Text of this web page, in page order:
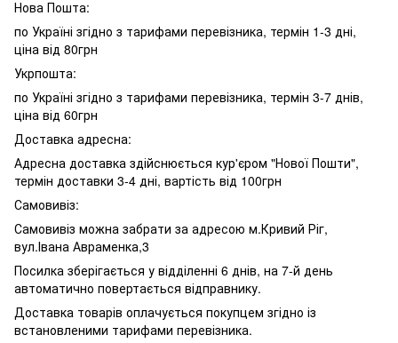
Нова Пошта:
по Україні згідно з тарифами перевізника, термін 1-3 дні,
ціна від 80грн
Укрпошта:
по Україні згідно з тарифами перевізника, термін 3-7 днів,
ціна від 60грн
Доставка адресна:
Адресна доставка здійснюється кур'єром "Нової Пошти",
термін доставки 3-4 дні, вартість від 100грн
Самовивіз:
Самовивіз можна забрати за адресою м.Кривий Ріг,
вул.Івана Авраменка,3
Посилка зберігається у відділенні 6 днів, на 7-й день
автоматично повертається відправнику.
Доставка товарів оплачується покупцем згідно із
встановленими тарифами перевізника.